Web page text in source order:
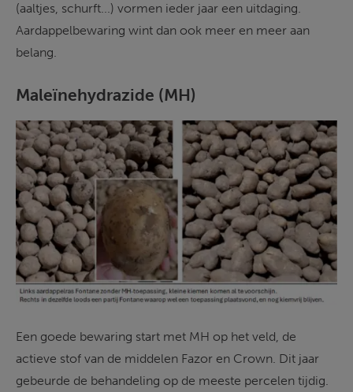
(aaltjes, schurft...) vormen ieder jaar een uitdaging.
Aardappelbewaring wint dan ook meer en meer aan
belang.
Maleïnehydrazide (MH)
Een goede bewaring start met MH op het veld, de
actieve stof van de middelen Fazor en Crown. Dit jaar
gebeurde de behandeling op de meeste percelen tijdig.